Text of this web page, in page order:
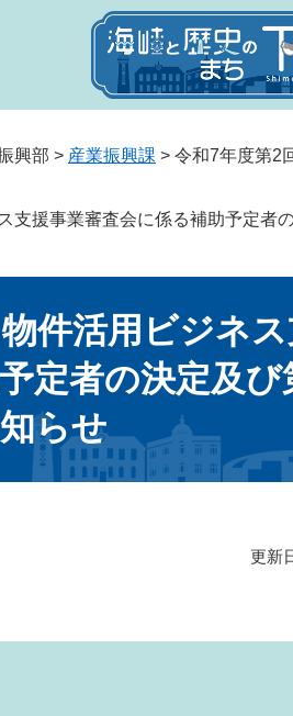
興部 > 産業振興課 > 令和7年度第2
支援事業審査会に係る補助予定者
件活用ビジネ
定者の決定及び
らせ
更新